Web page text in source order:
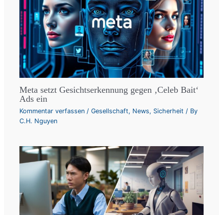
Meta setzt Gesichtserkennung gegen ‚Celeb Bait‘
Ads ein
Kommentar verfassen /Gesellschaft, News, Sicherheit / By
C.H. Nguyen